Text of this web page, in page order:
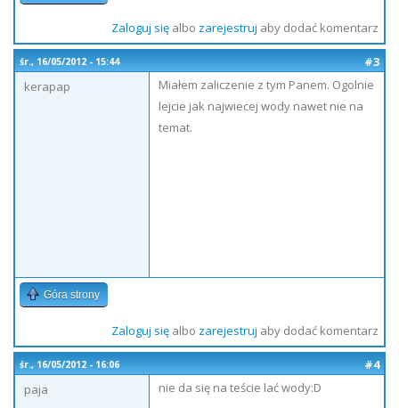
Zaloguj sięalbo zarejestruj aby dodać komentarz
śr., 16/05/2012 - 15:44
#3
kerapap
Miałem zaliczenie z tym Panem. Ogolnie
lejcie jak najwiecej wody nawet nie na
temat.
Góra strony
Zaloguj sięalbo zarejestruj aby dodać komentarz
śr., 16/05/2012 - 16:06
#4
paja
nie da się na teście lać wody:D